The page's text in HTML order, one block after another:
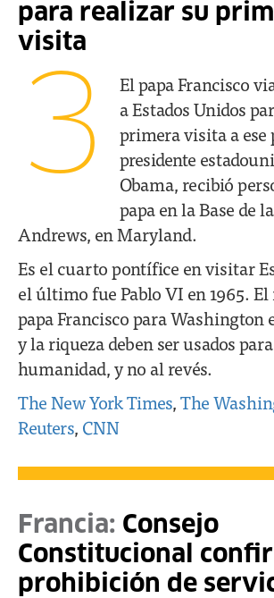
para realizar su
visita
3
El papa Francisco
a Estados Unidos
primera visita a ese
presidente
Obama, recibió
papa en la Base de
Andrews, en Maryland.
Es el cuarto pontífice en visitar
el último fue Pablo VI en 1965. El
papa Francisco para Washington
y la riqueza deben ser usados
humanidad, y no al revés.
The New York Times,The
Reuters, CNN
Francia: Consejo
Constitucional
prohibición de